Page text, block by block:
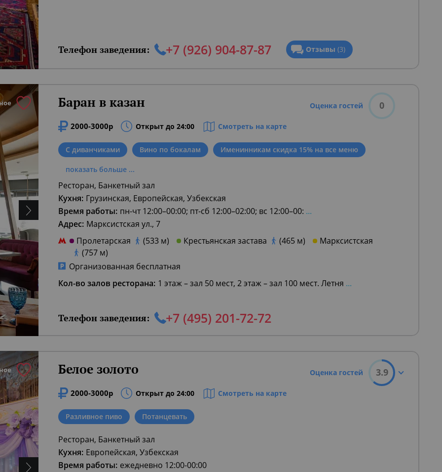
истоков она была ориентирована на кочевые народы, то она весьма калорийна: в её основе
ингредиенты — мука, масло, рис и специи. Несмотря на высокую калорийность, в
где сможет поесть даже веган.
в Узбекистане имеет ещё и значение гостеприимства, лучше всего пить в узбекском
погружённой в летнюю зелень.
ресторанах Москвы,Рестораны для празднования дней рождения
Рестораны на 8 марта 2026 в Москве
Телефон заведения: +7 (926) 904-87-87 Отзывы (3)
Баран в казан
2000-3000р Открыт до 24:00 Смотреть на карте
С диванчиками Вино по бокалам Именинникам скидка 15% на все меню
показать больше ...
Ресторан, Банкетный зал
Кухня: Грузинская, Европейская, Узбекская
Время работы: пн-чт 12:00–00:00; пт-сб 12:00–02:00; вс 12:00–00: ...
Адрес: Марксистская ул., 7
Пролетарская
(533 м) Крестьянская застава (465 м)
Марксистская
(757 м)
Организованная бесплатная
Кол-во залов ресторана: 1 этаж – зал 50 мест, 2 этаж – зал 100 мест. Летня ...
Телефон заведения: +7 (495) 201-72-72
Оценка гостей 0
Белое золото
2000-3000р Открыт до 24:00 Смотреть на карте
Разливное пиво Потанцевать
Ресторан, Банкетный зал
Кухня: Европейская, Узбекская
Время работы: ежедневно 12:00-00:00
Оценка гостей 3.9